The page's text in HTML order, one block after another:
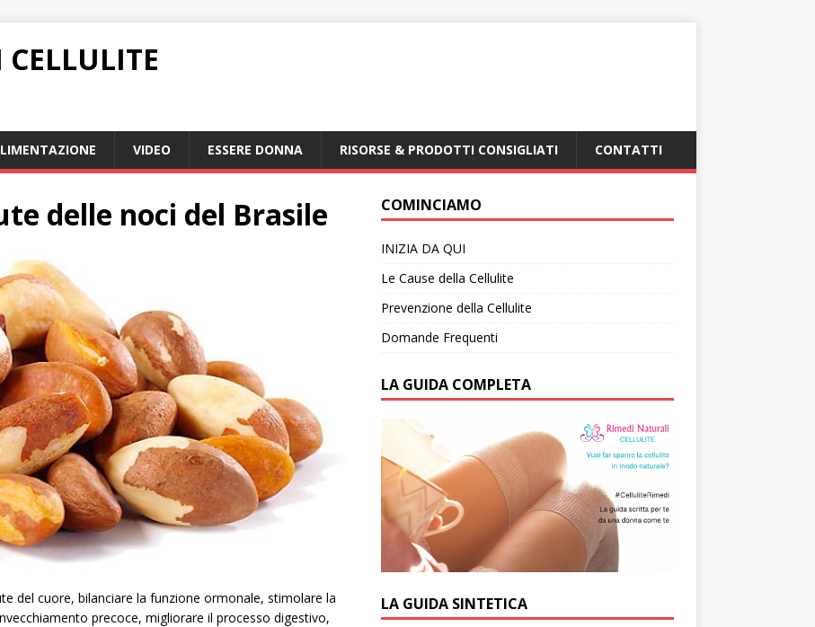
VIDEO ESSERE DONNA RISORSE & PRODOTTI CONSIGLIATI CONTATTI
delle noci del Brasile
del cuore, bilanciare la funzione ormonale, stimolare la
precoce, migliorare il processo digestivo,
COMINCIAMO
INIZIA DA QUI
Le Cause della Cellulite
Prevenzione della Cellulite
Domande Frequenti
LA GUIDA COMPLETA
LA GUIDA SINTETICA